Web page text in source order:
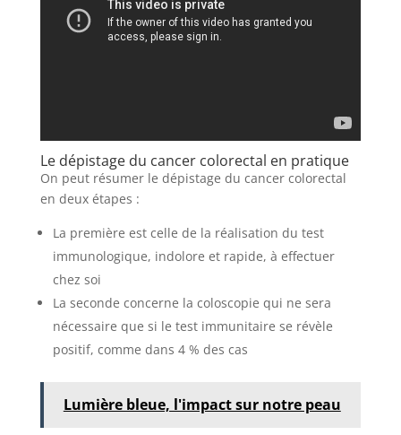
Le dépistage du cancer colorectal en pratique
On peut résumer le dépistage du cancer colorectal
en deux étapes :
La première est celle de la réalisation du test
immunologique, indolore et rapide, à effectuer
chez soi
La seconde concerne la coloscopie qui ne sera
nécessaire que si le test immunitaire se révèle
positif, comme dans 4 % des cas
Lumière bleue, l'impact sur notre peau